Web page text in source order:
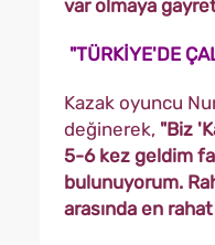
var olmaya
"TÜRKİYE'DE
Kazak oyuncu
değinerek, "Biz
5-6 kez geldim
bulunuyorum.
arasında en